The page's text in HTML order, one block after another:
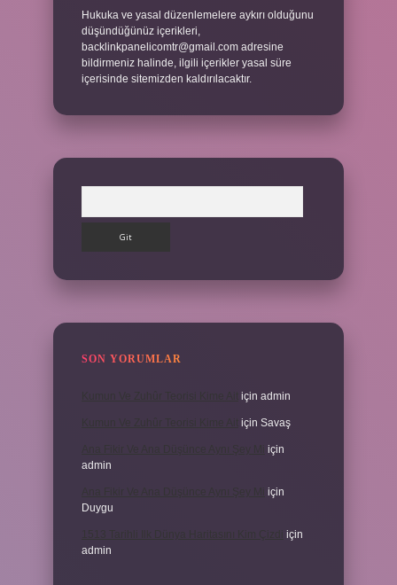
Hukuka ve yasal düzenlemelere aykırı olduğunu
düşündüğünüz içerikleri,
backlinkpanelicomtr@gmail.com adresine
bildirmeniz halinde, ilgili içerikler yasal süre
içerisinde sitemizden kaldırılacaktır.
SON YORUMLAR
için admin
için Savaş
için
admin
için
Duygu
için
admin